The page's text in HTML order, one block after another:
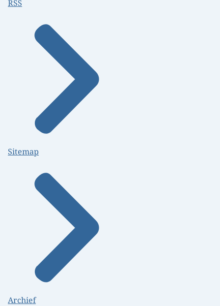
RSS
Sitemap
Archief